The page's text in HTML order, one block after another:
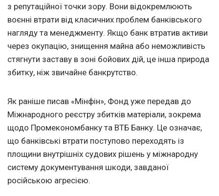
з репутаційної точки зору. Вони відокремлюють
воєнні втрати від класичних проблем банківського
нагляду та менеджменту. Якщо банк втратив активи
через окупацію, знищення майна або неможливість
стягнути заставу в зоні бойових дій, це інша природа
збитку, ніж звичайне банкрутство.
Як раніше писав «Мінфін», Фонд уже передав до
Міжнародного реєстру збитків матеріали, зокрема
щодо Промекономбанку та ВТБ Банку. Це означає,
що банківські втрати поступово переходять із
площини внутрішніх судових рішень у міжнародну
систему документування шкоди, завданої
російською агресією.